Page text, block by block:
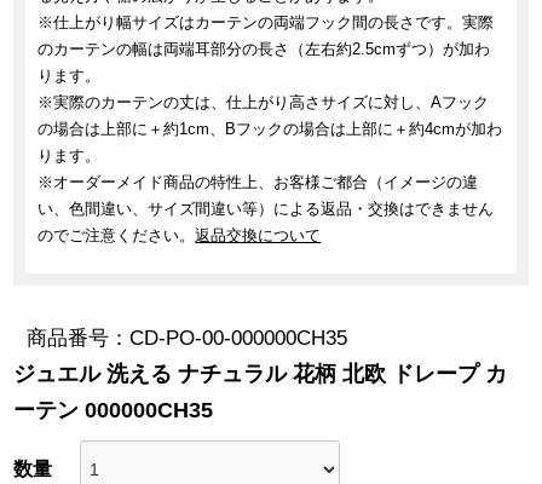
※仕上がり幅サイズはカーテンの両端フック間の長さです。実際
のカーテンの幅は両端耳部分の長さ（左右約2.5cmずつ）が加わ
ります。
※実際のカーテンの丈は、仕上がり高さサイズに対し、Aフック
の場合は上部に＋約1cm、Bフックの場合は上部に＋約4cmが加わ
ります。
※オーダーメイド商品の特性上、お客様ご都合（イメージの違
い、色間違い、サイズ間違い等）による返品・交換はできません
のでご注意ください。返品交換について
商品番号 CD-PO-00-000000CH35
ジュエル 洗える ナチュラル 花柄 北欧 ドレープ カ
ーテン 000000CH35